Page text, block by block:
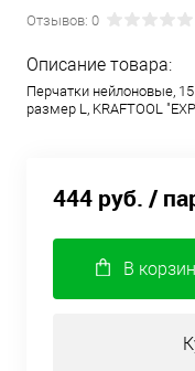
Отзывов: 0
Описание товара:
Перчатки нейлоновые,
размер L, KRAFTOOL
444 руб. /
В